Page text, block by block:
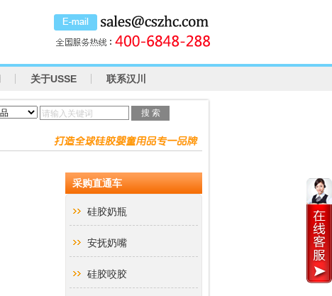
关于USSE 联系汉川
请输入关键词
采购直通车
硅胶奶瓶
安抚奶嘴
硅胶咬胶